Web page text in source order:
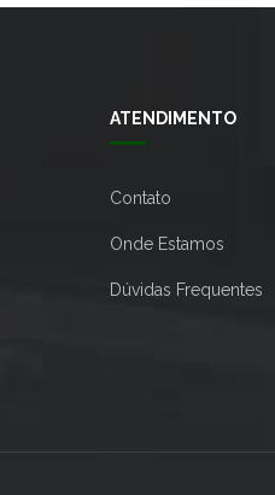
ATENDIMENTO
Contato
Onde Estamos
Dúvidas Frequentes